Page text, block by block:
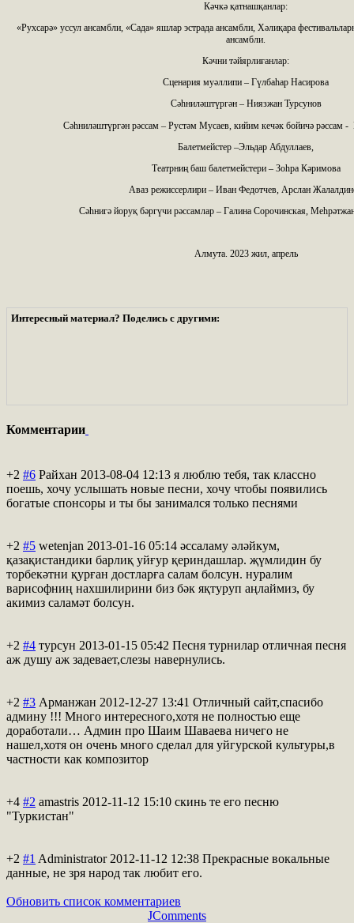
Кәчкә қатнашқанлар:
«Рухсарә» уссул ансамбли, «Сада» яшлар эстрада ансамбли, Хәлиқара
ансамбли.
Кәчни тәйярлиғанлар:
Сценария муәллипи – Гүлбаһар Насирова
Сәһниләштүргән – Ниязжан Турсунов
Сәһниләштүргән рәссам – Рустәм Мусаев, кийим кечәк бойичә рәссам
Балетмейстер –Эльдар Абдуллаев,
Театрниң баш балетмейстери – Зоһра Кәримова
Аваз режиссерлири – Иван Федотчев, Арслан
Сәһнигә йоруқ бәргүчи рәссамлар – Галина Сорочинская,
Алмута. 2023 жил, апрель
Интересный материал? Поделись с другими:
Комментарии
+2 #6 Райхан 2013-08-04 12:13 я люблю тебя, так классно
поешь, хочу услышать новые песни, хочу чтобы появились
богатые спонсоры и ты бы занимался только песнями
+2 #5 wetenjan 2013-01-16 05:14 әссаламу әләйкум,
қазақистандики барлиқ уйғур қериндашлар. җүмлидин бу
торбекәтни қурған достларға салам болсун. нуралим
варисофниң нахшилирини биз бәк яқтуруп аңлаймиз, бу
акимиз саламәт болсун.
+2 #4 турсун 2013-01-15 05:42 Песня турнилар отличная песня
аж душу аж задевает,слезы навернулись.
+2 #3 Арманжан 2012-12-27 13:41 Отличный сайт,спасибо
админу !!! Много интересного,хотя не полностью еще
доработали… Админ про Шаим Шаваева ничего не
нашел,хотя он очень много сделал для уйгурской культуры,в
частности как композитор
+4 #2 amastris 2012-11-12 15:10 скинь те его песню
"Туркистан"
+2 #1 Administrator 2012-11-12 12:38 Прекрасные вокальные
данные, не зря народ так любит его.
Обновить список комментариев
JComments